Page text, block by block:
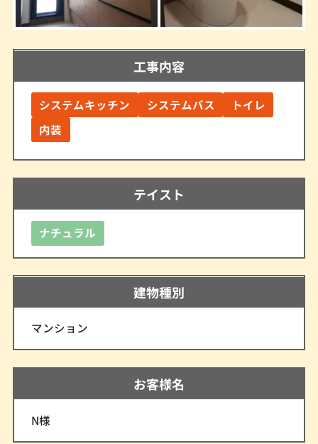
工事内容
システムキッチン システムバス
トイレ
内装
テイスト
ナチュラル
建物種別
マンション
お客様名
N様